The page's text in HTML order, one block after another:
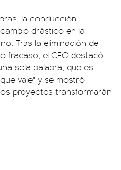
la conducción
drástico en la
Tras la eliminación de
fracaso, el CEO destacó
sola palabra, que es
vale" y se mostró
proyectos transformarán